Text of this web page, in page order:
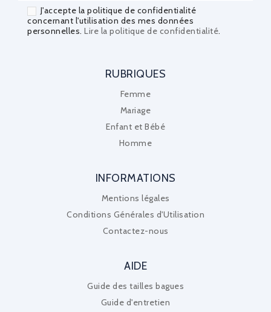
J'accepte la politique de confidentialité
concernant l'utilisation des mes données
personnelles. Lire la politique de confidentialité.
RUBRIQUES
Femme
Mariage
Enfant et Bébé
Homme
INFORMATIONS
Mentions légales
Conditions Générales d'Utilisation
Contactez-nous
AIDE
Guide des tailles bagues
Guide d'entretien